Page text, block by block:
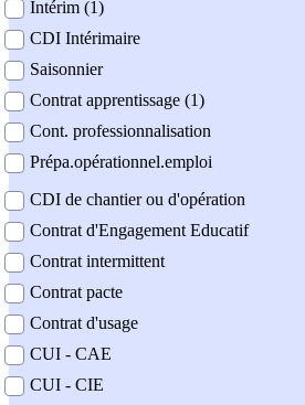
Intérim (1)
CDI Intérimaire
Saisonnier
Contrat apprentissage (1)
Cont. professionnalisation
Prépa.opérationnel.emploi
CDI de chantier ou d'opération
Contrat d'Engagement Educatif
Contrat intermittent
Contrat pacte
Contrat d'usage
CUI - CAE
CUI - CIE